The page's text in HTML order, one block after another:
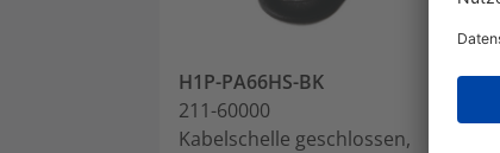
H1P-PA66HS-BK
211-60000
Kabelschelle geschlossen,